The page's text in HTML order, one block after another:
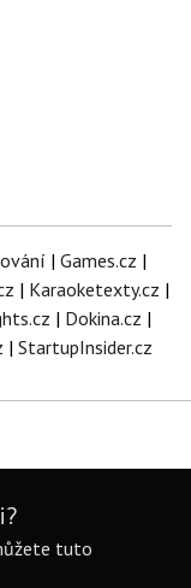
| Games.cz |
| Karaoketexty.cz |
| Dokina.cz |
| StartupInsider.cz
tuto